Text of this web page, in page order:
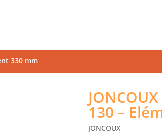
330 mm
130 –
JONCOUX